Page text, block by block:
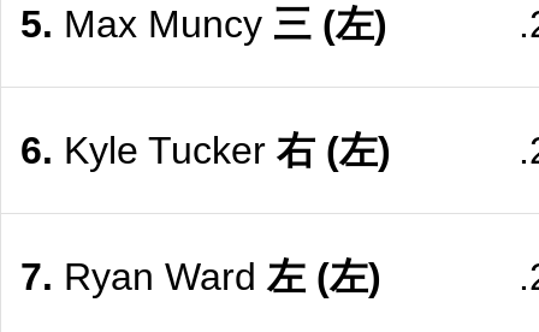
5. Max Muncy 三 (左)
6. Kyle Tucker 右 (左)
7. Ryan Ward 左 (左)